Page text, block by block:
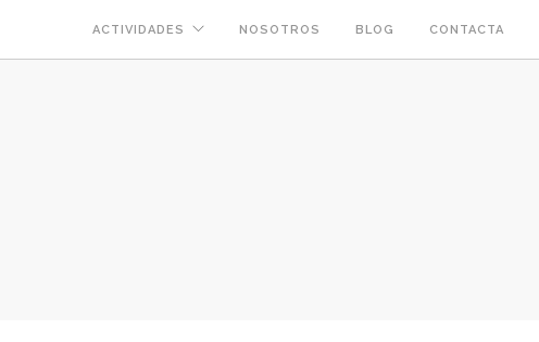
ACTIVIDADES NOSOTROS BLOG CONTACTA